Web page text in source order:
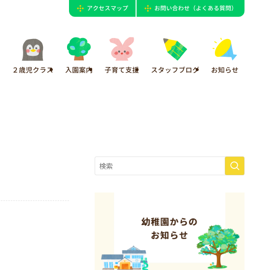
２歳児クラス 入園案内 子育て支援 スタッフブログ お知らせ
アクセスマップ お問い合わせ（よくある質問）